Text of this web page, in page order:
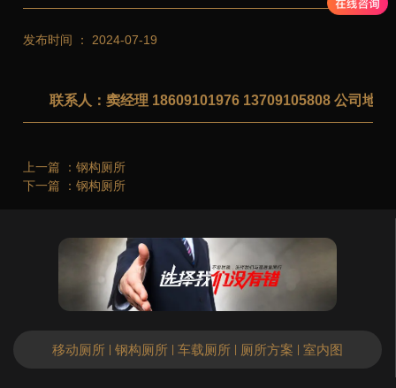
发布时间 ： 2024-07-19
联系人：窦经理 18609101976 13709105808 公司地
上一篇 ： 钢构厕所
下一篇 ： 钢构厕所
移动厕所 钢构厕所 车载厕所 厕所方案 室内图